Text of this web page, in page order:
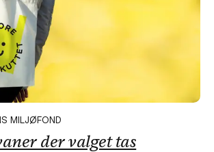
MILJØFOND
der valget tas